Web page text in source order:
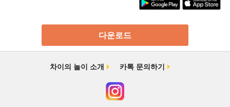
다운로드
차이의 놀이 소개 카톡 문의하기